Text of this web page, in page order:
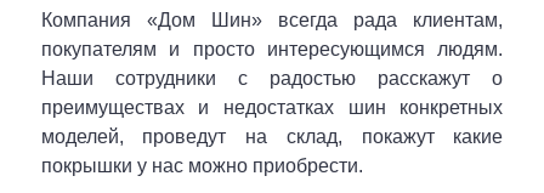
Компания «Дом Шин» всегда рада клиентам,
покупателям и просто интересующимся людям.
Наши сотрудники с радостью расскажут о
преимуществах и недостатках шин конкретных
моделей, проведут на склад, покажут какие
покрышки у нас можно приобрести.